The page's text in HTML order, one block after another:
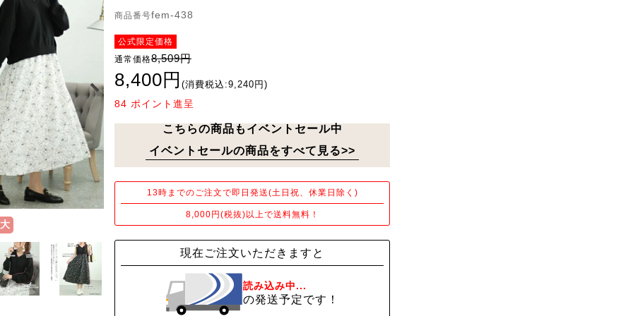
商品番号fem-438
公式限定価格
通常価格8,509円
8,400円 (消費税込:9,240円)
84 ポイント進呈
こちらの商品もイベントセール中
イベントセールの商品をすべて見る>>
13時までのご注文で即日発送(土日祝、休業日除く)
8,000円(税抜)以上で送料無料！
現在ご注文いただきますと
読み込み中...
の発送予定です！